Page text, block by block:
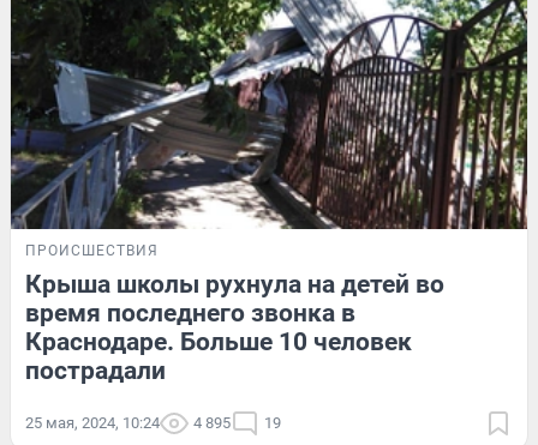
ПРОИСШЕСТВИЯ
Крыша школы рухнула на детей во
время последнего звонка в
Краснодаре. Больше 10 человек
пострадали
25 мая, 2024, 10:24 4 895 19